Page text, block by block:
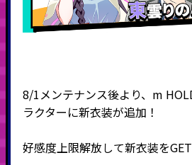
8/1メンテナンス後より、m
ラクターに新衣装が追加！
好感度上限解放して新衣装を